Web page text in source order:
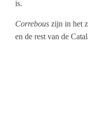
is.
Correbous zijn in het
en de rest van de